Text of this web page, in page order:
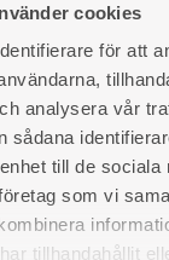
cookies
för att
analysera vår
sådana
till de sociala
som vi
tillhandahållit
WISHLIST
WISHLIST
327
Klavreström 327. Fits
the left hand side.
ADDING